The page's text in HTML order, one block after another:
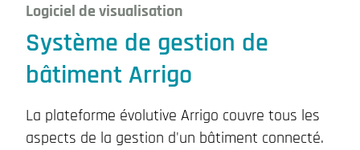
Logiciel de visualisation
Système de gestion de
bâtiment Arrigo
La plateforme évolutive Arrigo couvre tous les
aspects de la gestion d'un bâtiment connecté.